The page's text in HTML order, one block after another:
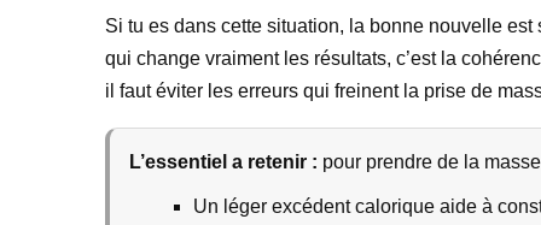
Si tu es dans cette situation, la bonne nouvelle
qui change vraiment les résultats, c’est la
il faut éviter les erreurs qui freinent la prise de
L’essentiel a retenir : pour prendre de la
Un léger excédent calorique aide à